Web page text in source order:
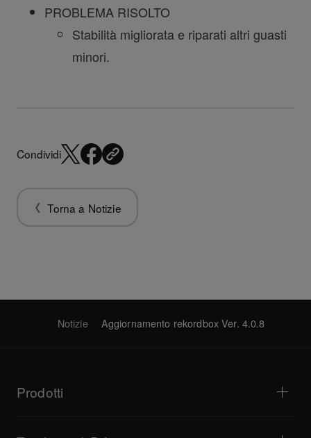
PROBLEMA RISOLTO
Stabilità migliorata e riparati altri guasti
minori.
Condividi
Torna a Notizie
Notizie Aggiornamento rekordbox Ver. 4.0.8
Prodotti
Mixer DJ